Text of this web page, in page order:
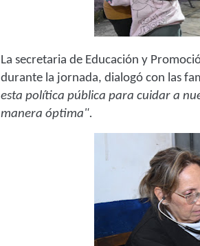
La secretaria de Educación y
durante la jornada, dialogó con las
esta política pública para cuidar a
manera óptima".